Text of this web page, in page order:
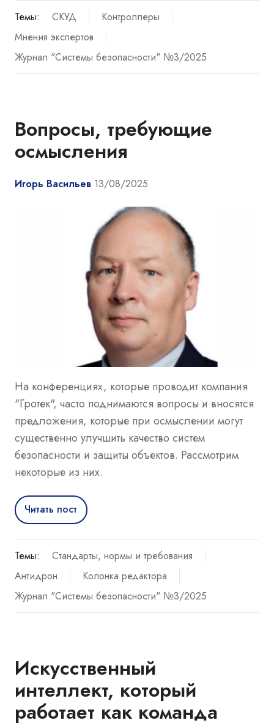
Темы: СКУД
Контроллеры
Мнения экспертов
Журнал "Системы безопасности" №3/2025
Вопросы, требующие
осмысления
Игорь Васильев 13/08/2025
На конференциях, которые проводит компания
"Гротек", часто поднимаются вопросы и вносятся
предложения, которые при осмыслении могут
существенно улучшить качество систем
безопасности и защиты объектов. Рассмотрим
некоторые из них.
Читать пост
Темы:
Стандарты, нормы и требования
Антидрон
Колонка редактора
Журнал "Системы безопасности" №3/2025
Искусственный
интеллект, который
работает как команда